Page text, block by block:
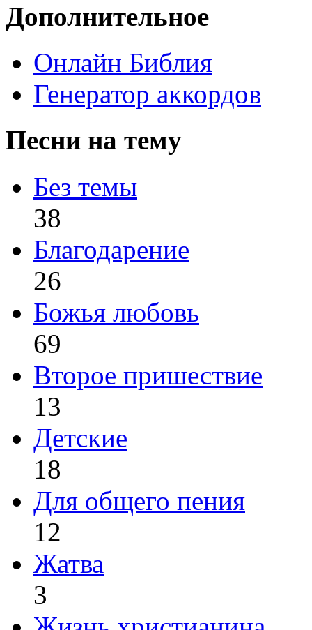
Дополнительное
Онлайн Библия
Генератор аккордов
Песни на тему
Без темы
38
Благодарение
26
Божья любовь
69
Второе пришествие
13
Детские
18
Для общего пения
12
Жатва
3